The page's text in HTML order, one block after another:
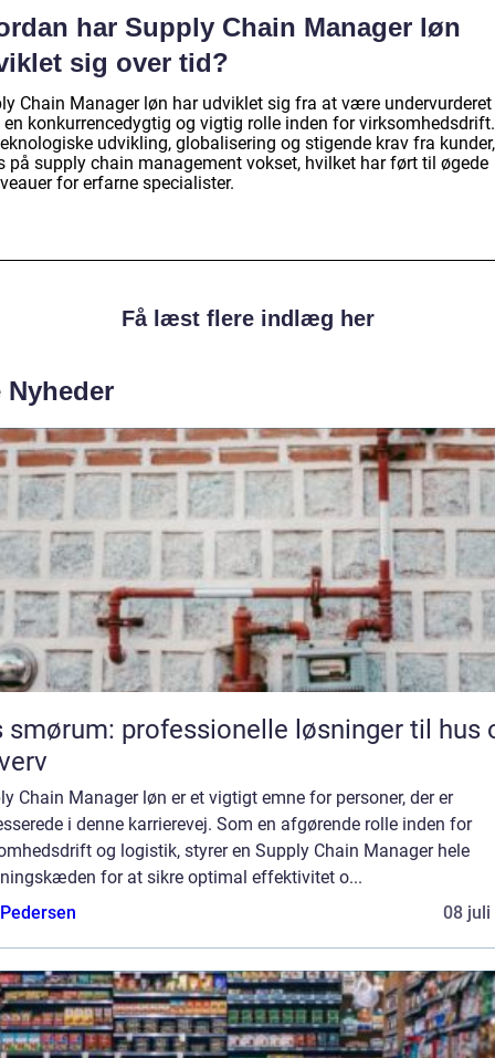
har Supply Chain Manager løn
sig over tid?
Chain Manager løn har udviklet sig fra at være
konkurrencedygtig og vigtig rolle inden for
udvikling, globalisering og stigende krav fra
på supply chain management vokset, hvilket har ført til øgede
for erfarne specialister.
Få læst flere indlæg her
Nyheder
smørum: professionelle løsninger til hus
Chain Manager løn er et vigtigt emne for personer, der er
i denne karrierevej. Som en afgørende rolle inden for
og logistik, styrer en Supply Chain Manager hele
for at sikre optimal effektivitet o...
08 juli